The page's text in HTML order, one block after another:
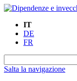
IT
DE
FR
Salta la navigazione